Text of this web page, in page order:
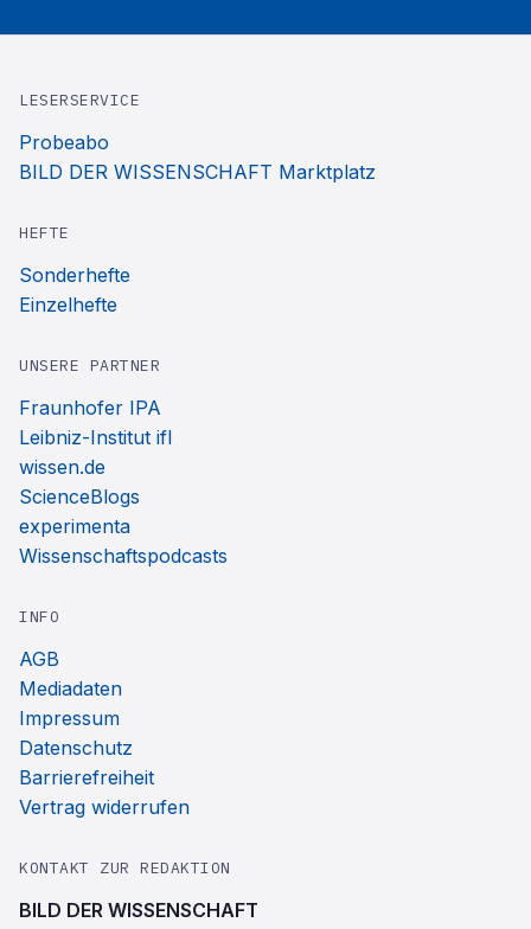
LESERSERVICE
Probeabo
BILD DER WISSENSCHAFT Marktplatz
HEFTE
Sonderhefte
Einzelhefte
UNSERE PARTNER
Fraunhofer IPA
Leibniz-Institut ifl
wissen.de
ScienceBlogs
experimenta
Wissenschaftspodcasts
INFO
AGB
Mediadaten
Impressum
Datenschutz
Barrierefreiheit
Vertrag widerrufen
KONTAKT ZUR REDAKTION
BILD DER WISSENSCHAFT